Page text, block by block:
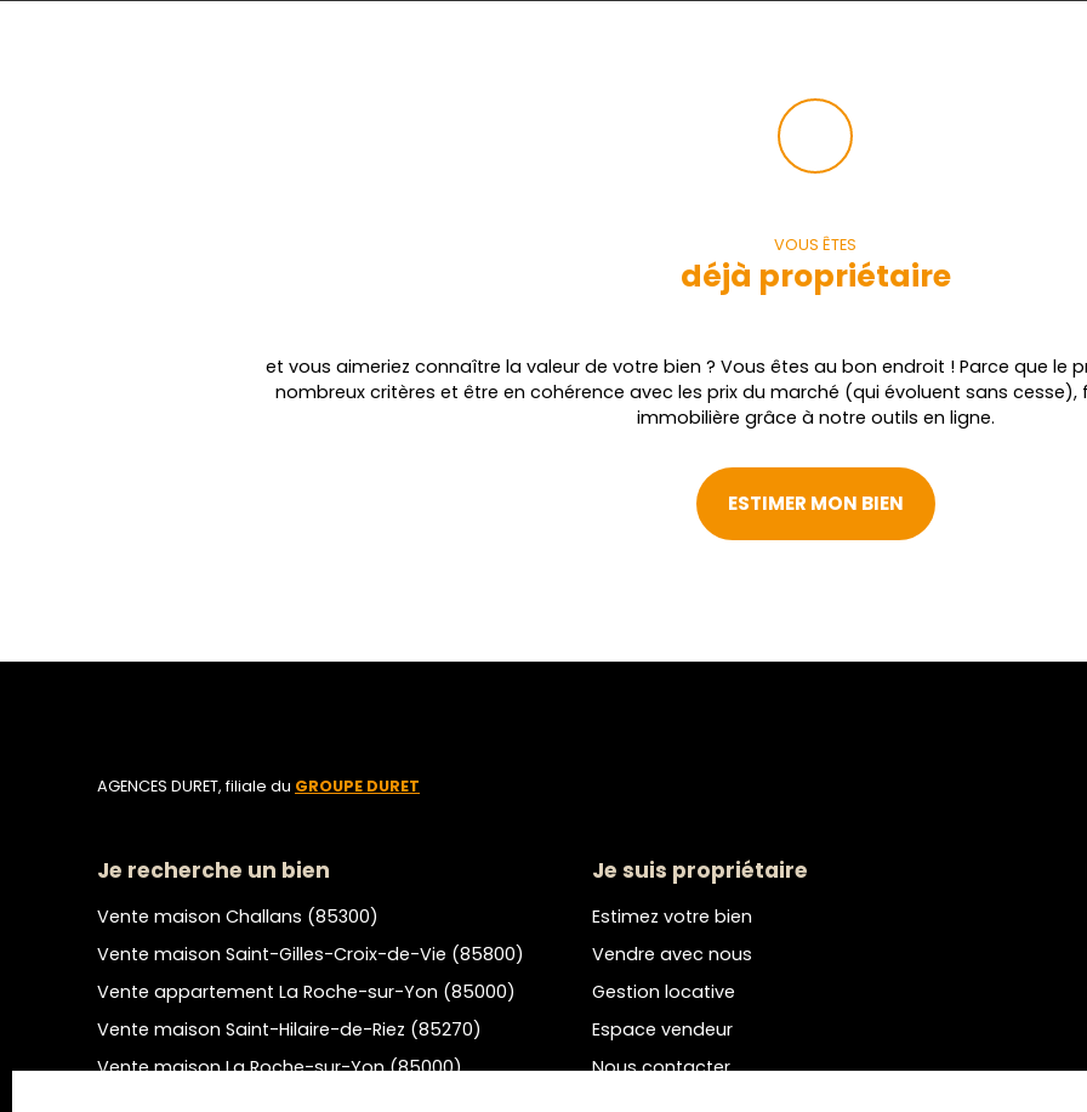
VOUS ÊTES
déjà propriétaire
et vous aimeriez connaître la valeur de votre bien ? Vous êtes au bon endroit ! Parce que le
nombreux critères et être en cohérence avec les prix du marché (qui évoluent sans
immobilière grâce à notre outils en ligne.
ESTIMER MON BIEN
AGENCES DURET, filiale du GROUPE DURET
Je recherche un bien
Vente maison Challans (85300)
Vente maison Saint-Gilles-Croix-de-Vie (85800)
Vente appartement La Roche-sur-Yon (85000)
Vente maison Saint-Hilaire-de-Riez (85270)
Vente maison La Roche-sur-Yon (85000)
Je suis propriétaire
Estimez votre bien
Vendre avec nous
Gestion locative
Espace vendeur
Nous contacter